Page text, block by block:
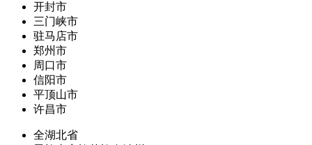
开封市
三门峡市
驻马店市
郑州市
周口市
信阳市
平顶山市
许昌市
全湖北省